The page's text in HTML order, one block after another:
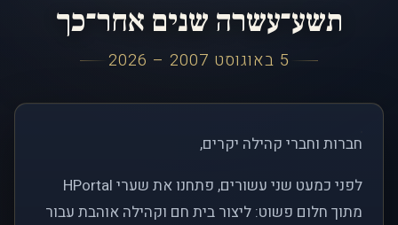
תשע־עשרה שנים אחר־כך
5 באוגוסט 2007 – 2026
חברות וחברי קהילה יקרים,
לפני כמעט שני עשורים, פתחנו את שערי HPortal
מתוך חלום פשוט: ליצור בית חם וקהילה אוהבת עבור